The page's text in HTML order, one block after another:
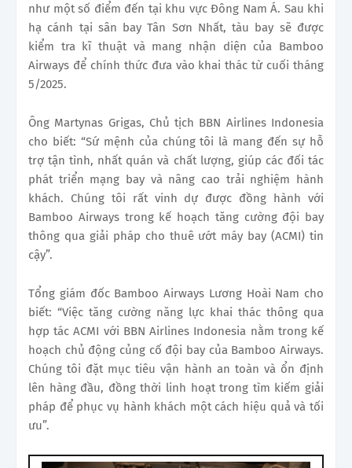
như một số điểm đến tại khu vực Đông Nam Á. Sau khi
hạ cánh tại sân bay Tân Sơn Nhất, tàu bay sẽ được
kiểm tra kĩ thuật và mang nhận diện của Bamboo
Airways để chính thức đưa vào khai thác từ cuối tháng
5/2025.
Ông Martynas Grigas, Chủ tịch BBN Airlines Indonesia
cho biết: “Sứ mệnh của chúng tôi là mang đến sự hỗ
trợ tận tình, nhất quán và chất lượng, giúp các đối tác
phát triển mạng bay và nâng cao trải nghiệm hành
khách. Chúng tôi rất vinh dự được đồng hành với
Bamboo Airways trong kế hoạch tăng cường đội bay
thông qua giải pháp cho thuê ướt máy bay (ACMI) tin
cậy”.
Tổng giám đốc Bamboo Airways Lương Hoài Nam cho
biết: “Việc tăng cường năng lực khai thác thông qua
hợp tác ACMI với BBN Airlines Indonesia nằm trong kế
hoạch chủ động củng cố đội bay của Bamboo Airways.
Chúng tôi đặt mục tiêu vận hành an toàn và ổn định
lên hàng đầu, đồng thời linh hoạt trong tìm kiếm giải
pháp để phục vụ hành khách một cách hiệu quả và tối
ưu”.